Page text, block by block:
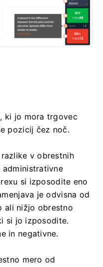
ki jo mora trgovec
pozicij čez noč.
v obrestnih
administrativne
si izposodite eno
je odvisna od
ali nižjo obrestno
si jo izposodite.
in negativne.
mero od